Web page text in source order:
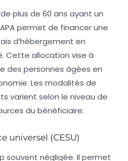
plus de 60 ans ayant un
APApermet de financer une
d’hébergement en
Cette allocation vise à
des personnes âgées en
Les modalités de
varient selon le niveau de
du bénéficiaire.
universel (CESU)
souvent négligée. Il permet